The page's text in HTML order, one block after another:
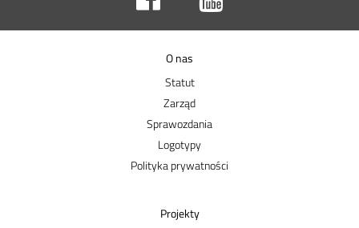
O nas
Statut
Zarząd
Sprawozdania
Logotypy
Polityka prywatności
Projekty